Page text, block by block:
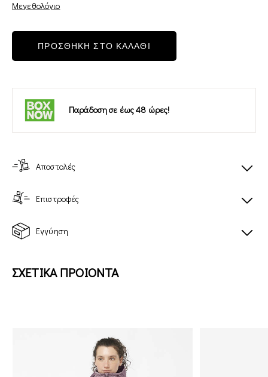
Μεγεθολόγιο
ΠΡΟΣΘΗΚΗ ΣΤΟ ΚΑΛΑΘΙ
Παράδοση σε έως 48 ώρες!
Αποστολές
Επιστροφές
Εγγύηση
ΣΧΕΤΙΚΑ ΠΡΟΙΟΝΤΑ